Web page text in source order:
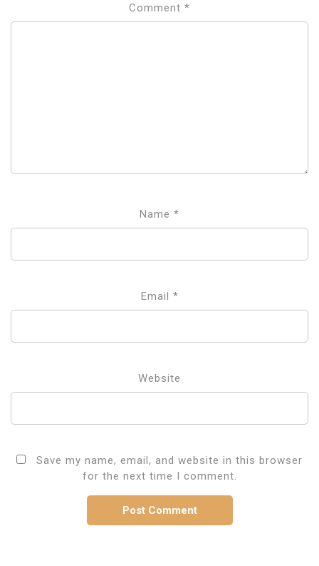
Comment *
Name *
Email *
Website
Save my name, email, and website in this browser
for the next time I comment.